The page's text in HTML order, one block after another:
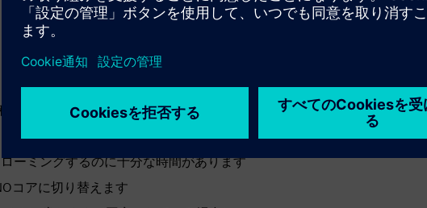
働時間を保証します
迅速に検出して対応します
ーミングするのに十分な時間があります
コアに切り替えます